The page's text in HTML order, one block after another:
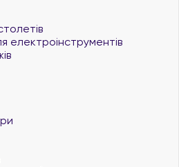
електроінструментів